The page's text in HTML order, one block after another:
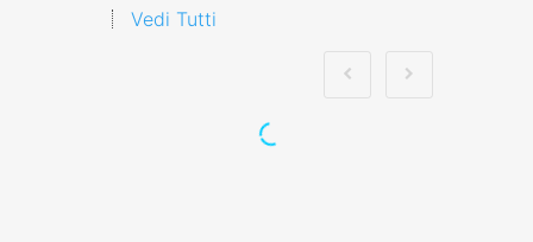
Vedi Tutti